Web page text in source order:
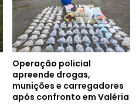
Operação policial
apreende drogas,
munições e carregadores
após confronto em Valéria